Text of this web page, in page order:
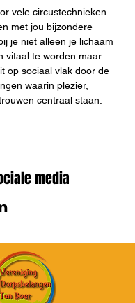
vele circustechnieken
met jou bijzondere
je niet alleen je lichaam
vitaal te worden maar
op sociaal vlak door de
waarin plezier,
centraal staan.
media